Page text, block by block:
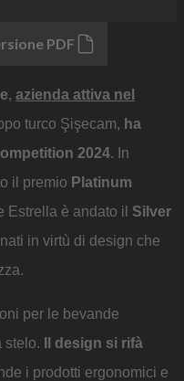
PDF
, azienda attiva nel
turco Şişecam, ha
2024. In
il premio Platinum
Estrella è andato il Silver
in virtù di design che
per le bevande
stelo.
Il design si rifà
i prodotti ergonomici e